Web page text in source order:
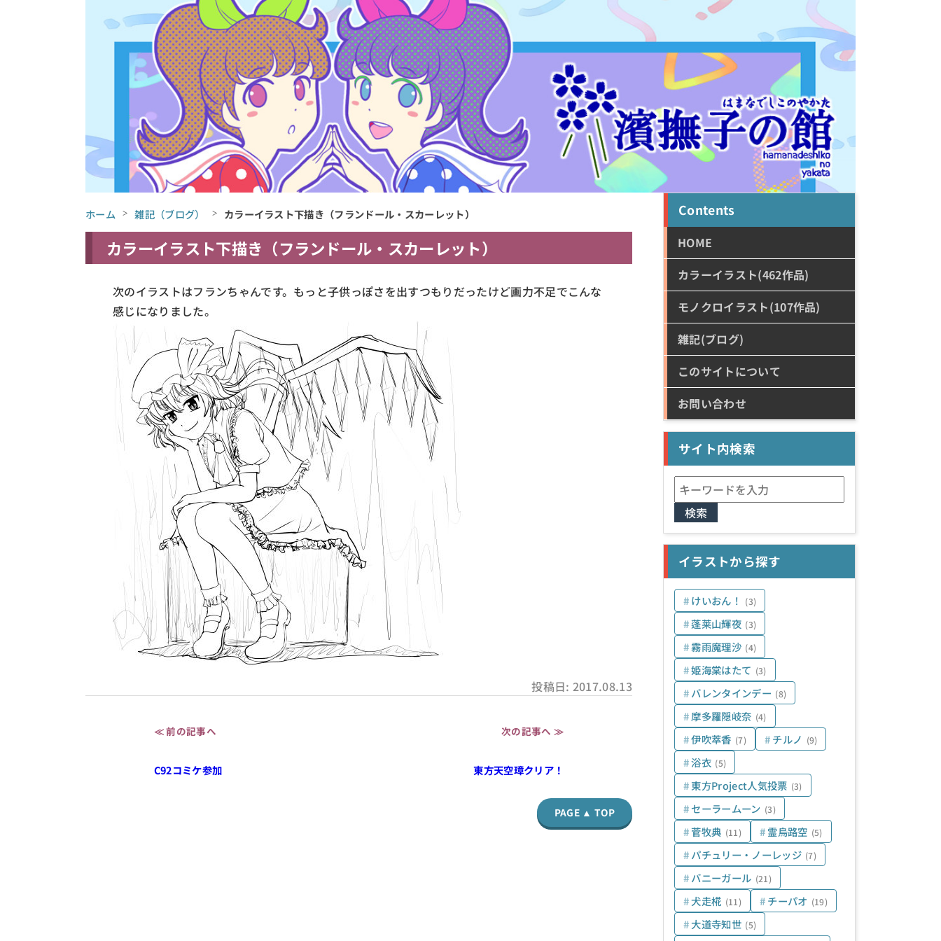
ホーム 雑記（ブログ） カラーイラスト下描き（フランドール・スカーレット）
カラーイラスト下描き（フランドール・スカーレット）
次のイラストはフランちゃんです。もっと子供っぽさを出すつもりだったけど画力不足でこんな
感じになりました。
投稿日: 2017.08.13
≪ 前の記事へ
C92コミケ参加
次の記事へ ≫
東方天空璋クリア！
PAGE ▲ TOP
Contents
HOME
カラーイラスト(462作品)
モノクロイラスト(107作品)
雑記(ブログ)
このサイトについて
お問い合わせ
サイト内検索
検
索:
イラストから探す
けいおん！ (3)
蓬莱山輝夜 (3)
霧雨魔理沙 (4)
姫海棠はたて (3)
バレンタインデー (8)
摩多羅隠岐奈 (4)
伊吹萃香 (7) チルノ (9)
浴衣 (5)
東方Project人気投票 (3)
セーラームーン (3)
菅牧典 (11) 霊烏路空 (5)
パチュリー・ノーレッジ (7)
バニーガール (21)
犬走椛 (11) チーパオ (19)
大道寺知世 (5)